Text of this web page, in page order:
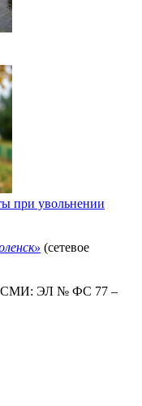
при увольнении
(сетевое
СМИ: ЭЛ № ФС 77 –